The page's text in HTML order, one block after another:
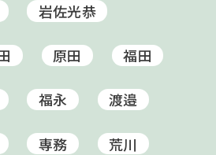
岩佐光恭
原田 福田
福永 渡邉
専務 荒川